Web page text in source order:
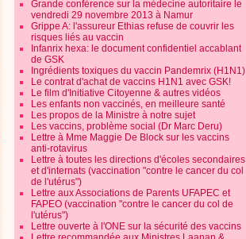
Grande conférence sur la médecine autoritaire le
vendredi 29 novembre 2013 à Namur
Grippe A: l'assureur Ethias refuse de couvrir les
risques liés au vaccin
Infanrix hexa: le document confidentiel accablant
de GSK
Ingrédients toxiques du vaccin Pandemrix (H1N1)
Le contrat d'achat de vaccins H1N1 avec GSK!
Le film d'Initiative Citoyenne & autres vidéos
Les enfants non vaccinés, en meilleure santé
Les propos de la Ministre à notre sujet
Les vaccins, problème social (Dr Marc Deru)
Lettre à Mme Maggie De Block sur les vaccins
anti-rotavirus
Lettre à toutes les directions d'écoles secondaires
et d'internats (vaccination "contre le cancer du col
de l'utérus")
Lettre aux Associations de Parents UFAPEC et
FAPEO (vaccination "contre le cancer du col de
l'utérus")
Lettre ouverte à l'ONE sur la sécurité des vaccins